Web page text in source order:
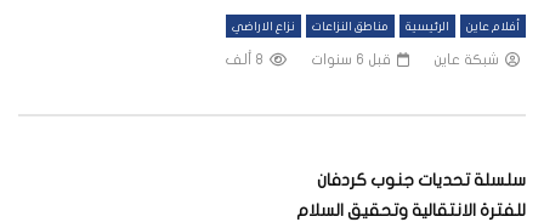
الحرب تُجفف الزراعة في جنوب كردفان
أفلام عاين الرئيسية مناطق النزاعات نزاع الاراضي
شبكة عاين قبل 6 سنوات 8 ألف
سلسلة تحديات جنوب كردفان
للفترة الانتقالية وتحقيق السلام